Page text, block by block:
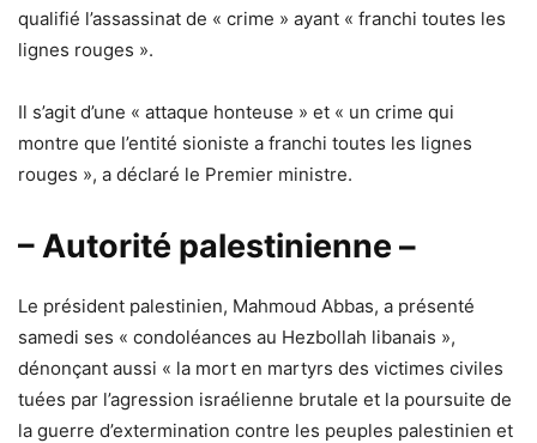
qualifié l’assassinat de « crime » ayant « franchi toutes les
lignes rouges ».
Il s’agit d’une « attaque honteuse » et « un crime qui
montre que l’entité sioniste a franchi toutes les lignes
rouges », a déclaré le Premier ministre.
– Autorité palestinienne –
Le président palestinien, Mahmoud Abbas, a présenté
samedi ses « condoléances au Hezbollah libanais »,
dénonçant aussi « la mort en martyrs des victimes civiles
tuées par l’agression israélienne brutale et la poursuite de
la guerre d’extermination contre les peuples palestinien et